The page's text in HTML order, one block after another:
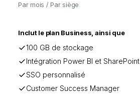
Par mois / Par siège
Inclut le plan Business, ainsi que
100 GB de stockage
Intégration Power BI et SharePoint
SSO personnalisé
Customer Success Manager